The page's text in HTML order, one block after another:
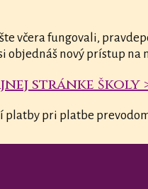
včera fungovali,
objednáš nový prístup na
stránke školy
pri platbe